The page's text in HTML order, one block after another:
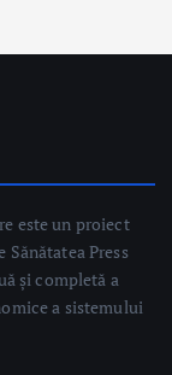
a sistemului